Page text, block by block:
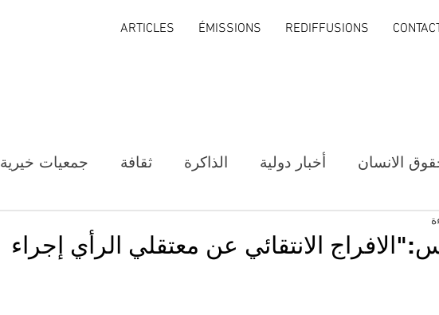
ARTICLES ÉMISSIONS REDIFFUSIONS
الانسان أخبار دولية الذاكرة ثقافة جمعيات خيرية
الانتقائي عن معتقلي الرأي إجراء